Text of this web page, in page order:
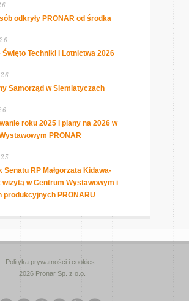
odkryły PRONAR od środka
Święto Techniki i Lotnictwa 2026
Samorząd w Siemiatyczach
roku 2025 i plany na 2026 w
PRONAR
Senatu RP Małgorzata Kidawa-
wizytą w Centrum Wystawowym i
produkcyjnych PRONARU
Polityka prywatności i cookies
2026 Pronar Sp. z o.o.